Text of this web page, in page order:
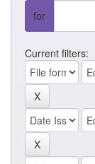
for
Current filters: